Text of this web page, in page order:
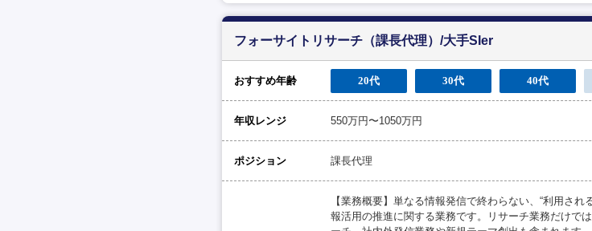
フォーサイトリサーチ（課長代理）/大手SIer
おすすめ年齢 20代 30代 40代
年収レンジ 550万円〜1050万円
ポジション 課長代理
【業務概要】単なる情報発信で終わらない、“利用さ
報活用の推進に関する業務です。リサーチ業務だけで